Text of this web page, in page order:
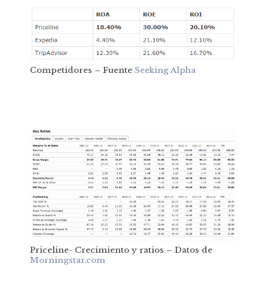
Competidores – Fuente Seeking Alpha
Priceline- Crecimiento y ratios – Datos de
Morningstar.com